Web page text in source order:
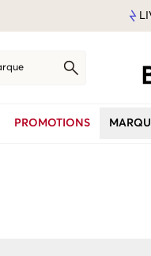
PROMOTIONS